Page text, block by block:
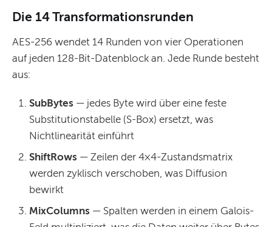
Die 14 Transformationsrunden
AES-256 wendet 14 Runden von vier Operationen
auf jeden 128-Bit-Datenblock an. Jede Runde besteht
aus:
SubBytes — jedes Byte wird über eine feste
Substitutionstabelle (S-Box) ersetzt, was
Nichtlinearität einführt
ShiftRows — Zeilen der 4×4-Zustandsmatrix
werden zyklisch verschoben, was Diffusion
bewirkt
MixColumns — Spalten werden in einem Galois-